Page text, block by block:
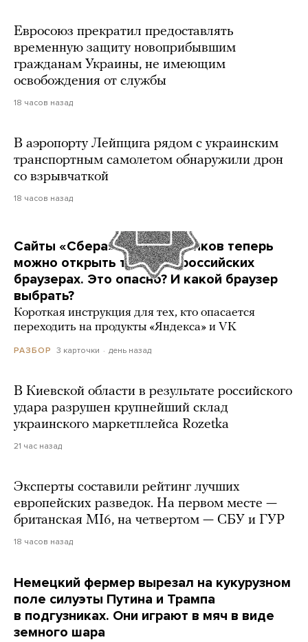
Евросоюз прекратил предоставлять
временную защиту новоприбывшим
гражданам Украины, не имеющим
освобождения от службы
18 часов назад
В аэропорту Лейпцига рядом с украинским
транспортным самолетом обнаружили дрон
со взрывчаткой
18 часов назад
Сайты «Сбера» и других банков теперь
можно открыть только в российских
браузерах. Это опасно? И какой браузер
выбрать?
Короткая инструкция для тех, кто опасается
переходить на продукты «Яндекса» и VK
РАЗБОР 3 карточки день назад
В Киевской области в результате российского
удара разрушен крупнейший склад
украинского маркетплейса Rozetka
21 час назад
Эксперты составили рейтинг лучших
европейских разведок. На первом месте —
британская MI6, на четвертом — СБУ и ГУР
18 часов назад
Немецкий фермер вырезал на кукурузном
поле силуэты Путина и Трампа
в подгузниках. Они играют в мяч в виде
земного шара